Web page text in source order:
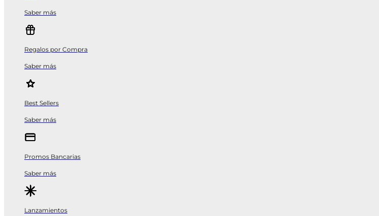
Saber más
Regalos por Compra
Saber más
Best Sellers
Saber más
Promos Bancarias
Saber más
Lanzamientos